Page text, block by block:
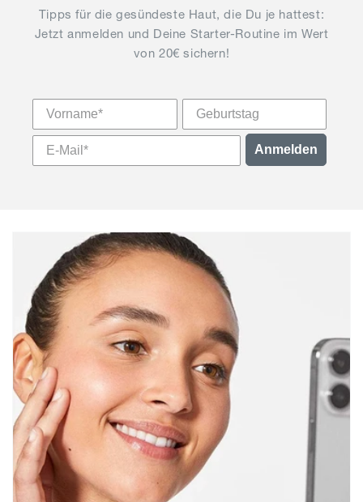
Tipps für die gesündeste Haut, die Du je hattest:
Jetzt anmelden und Deine Starter-Routine im Wert
von 20€ sichern!
Vorname
Anmelden